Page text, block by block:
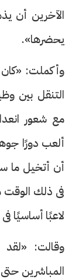
الآخرين أن
يحضرها».
وأكملت:
التنقل بين
مع شعور
ألعب دورًا
أن أتخيل ما
فى ذلك
لاعبًا أساسيًا
وقالت:
المباشرين